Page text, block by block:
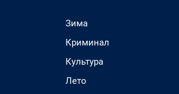
Зима
Криминал
Культура
Лето